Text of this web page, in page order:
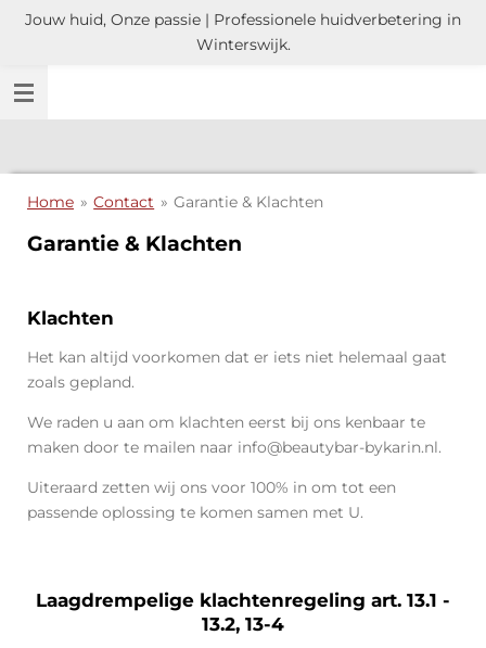
Ga
de
hoofdinhoud
Jouw huid, Onze passie | Professionele huidverbetering in
Winterswijk.
Home » Contact » Garantie & Klachten
Garantie & Klachten
Klachten
Het kan altijd voorkomen dat er iets niet helemaal gaat
zoals gepland.
We raden u aan om klachten eerst bij ons kenbaar te
maken door te mailen naar info@beautybar-bykarin.nl.
Uiteraard zetten wij ons voor 100% in om tot een
passende oplossing te komen samen met U.
Laagdrempelige klachtenregeling art. 13.1 -
13.2, 13-4